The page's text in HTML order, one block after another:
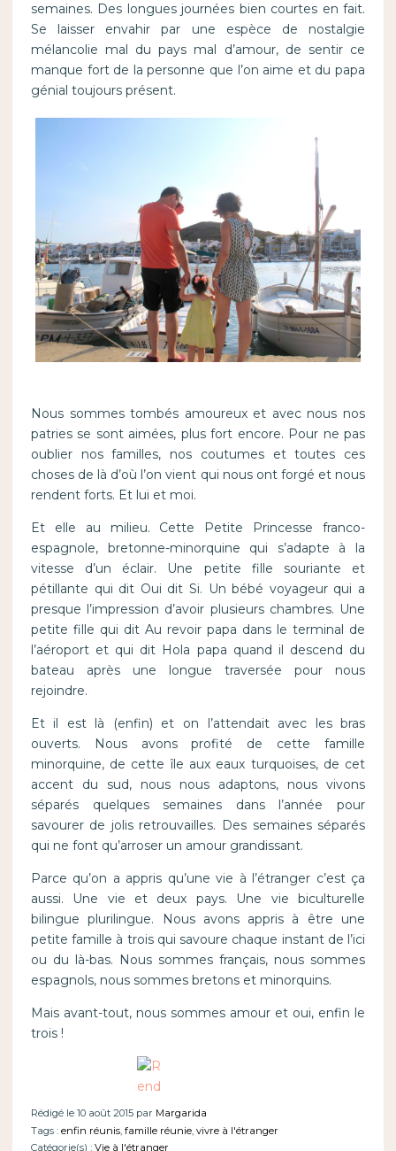
semaines. Des longues journées bien courtes en fait.
Se laisser envahir par une espèce de nostalgie
mélancolie mal du pays mal d’amour, de sentir ce
manque fort de la personne que l’on aime et du papa
génial toujours présent.
Nous sommes tombés amoureux et avec nous nos
patries se sont aimées, plus fort encore. Pour ne pas
oublier nos familles, nos coutumes et toutes ces
choses de là d’où l’on vient qui nous ont forgé et nous
rendent forts. Et lui et moi.
Et elle au milieu. Cette Petite Princesse franco-
espagnole, bretonne-minorquine qui s’adapte à la
vitesse d’un éclair. Une petite fille souriante et
pétillante qui dit Oui dit Si. Un bébé voyageur qui a
presque l’impression d’avoir plusieurs chambres. Une
petite fille qui dit Au revoir papa dans le terminal de
l’aéroport et qui dit Hola papa quand il descend du
bateau après une longue traversée pour nous
rejoindre.
Et il est là (enfin) et on l’attendait avec les bras
ouverts. Nous avons profité de cette famille
minorquine, de cette île aux eaux turquoises, de cet
accent du sud, nous nous adaptons, nous vivons
séparés quelques semaines dans l’année pour
savourer de jolis retrouvailles. Des semaines séparés
qui ne font qu’arroser un amour grandissant.
Parce qu’on a appris qu’une vie à l’étranger c’est ça
aussi. Une vie et deux pays. Une vie biculturelle
bilingue plurilingue. Nous avons appris à être une
petite famille à trois qui savoure chaque instant de l’ici
ou du là-bas. Nous sommes français, nous sommes
espagnols, nous sommes bretons et minorquins.
Mais avant-tout, nous sommes amour et oui, enfin le
trois !
Rédigé le 10 août 2015 par Margarida
Tags : enfin réunis, famille réunie, vivre à l'étranger
Catégorie(s) : Vie à l'étranger